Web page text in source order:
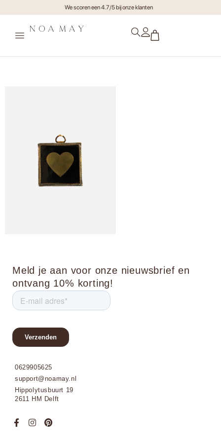
We scoren een 4.7/5 bij onze klanten
Meld je aan voor onze nieuwsbrief en
ontvang 10% korting!
0629905625
support@noamay.nl
Hippolytusbuurt 19
2611 HM Delft